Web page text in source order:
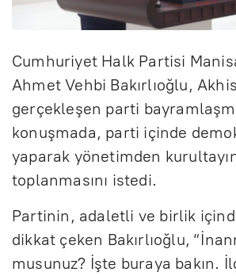
Cumhuriyet Halk Partisi
Ahmet Vehbi Bakırlıoğlu,
gerçekleşen parti
konuşmada, parti içinde
yaparak yönetimden kurultayın
toplanmasını istedi.
Partinin, adaletli ve birlik
dikkat çeken Bakırlıoğlu,
musunuz? İşte buraya bakın.